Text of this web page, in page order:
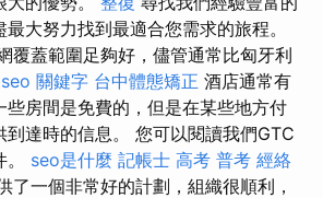
大努力找到最適合您需求的旅程。
覆蓋範圍足夠好，儘管通常比匈牙利
seo 關鍵字 台中體態矯正 酒店通常有
些房間是免費的，但是在某些地方付
到達時的信息。 您可以閱讀我們GTC
seo是什麼 記帳士 高考 普考 經絡
了一個非常好的計劃，組織很順利，